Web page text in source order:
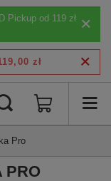
Pickup od 119 zł
zł
Pro
PRO